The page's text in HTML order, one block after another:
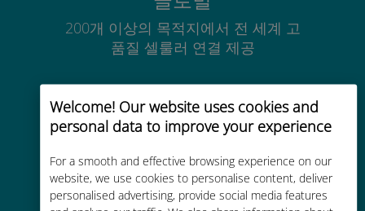
Welcome! Our website uses cookies and
personal data to improve your experience
For a smooth and effective browsing experience on our
website, we use cookies to personalise content, deliver
personalised advertising, provide social media features
200개 이상의 목적지에서 전 세계 고
품질 셀룰러 연결 제공
비용 효율적
기존 통신사 로밍 요금보다 최대